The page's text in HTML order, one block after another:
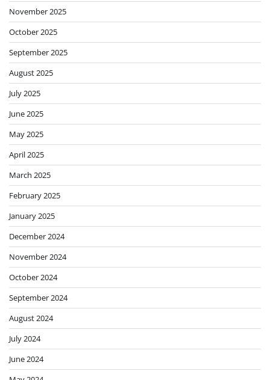
November 2025
October 2025
September 2025
August 2025
July 2025
June 2025
May 2025
April 2025
March 2025
February 2025
January 2025
December 2024
November 2024
October 2024
September 2024
August 2024
July 2024
June 2024